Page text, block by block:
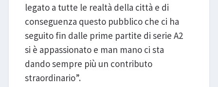
legato a tutte le realtà della città e di
conseguenza questo pubblico che ci ha
seguito fin dalle prime partite di serie A2
si è appassionato e man mano ci sta
dando sempre più un contributo
straordinario”.